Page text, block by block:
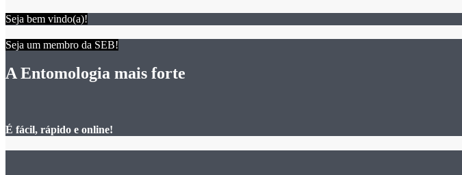
Seja bem vindo(a)!
Seja um membro da SEB!
A Entomologia mais forte
É fácil, rápido e online!